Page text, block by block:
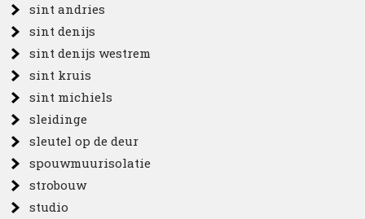
sint andries
sint denijs
sint denijs westrem
sint kruis
sint michiels
sleidinge
sleutel op de deur
spouwmuurisolatie
strobouw
studio